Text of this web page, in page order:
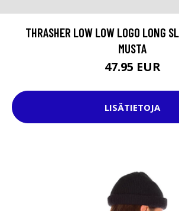
THRASHER LOW LOW LOGO LONG
MUSTA
47.95 EUR
LISÄTIETOJA